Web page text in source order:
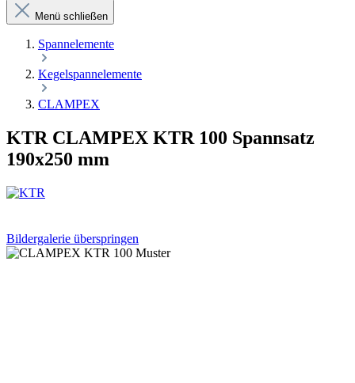
Menü schließen
Spannelemente
Kegelspannelemente
CLAMPEX
KTR CLAMPEX KTR 100 Spannsatz
190x250 mm
Bildergalerie überspringen